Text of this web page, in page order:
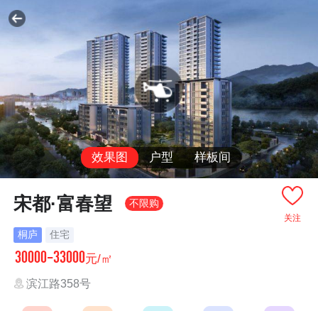
效果图 户型 样板间
关注
宋都·富春望 不限购
桐庐 住宅
30000-33000元/㎡
滨江路358号